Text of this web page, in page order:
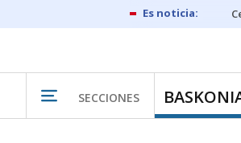
SECCIONES